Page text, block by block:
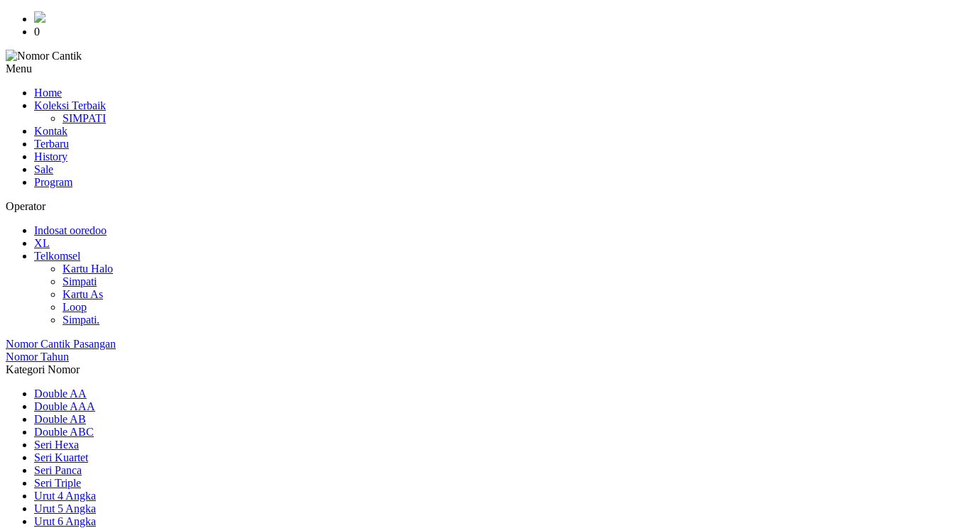
0
Menu
Home
Koleksi Terbaik
SIMPATI
Kontak
Terbaru
History
Sale
Program
Operator
Indosat ooredoo
XL
Telkomsel
Kartu Halo
Simpati
Kartu As
Loop
Simpati.
Nomor Cantik Pasangan
Nomor Tahun
Kategori Nomor
Double AA
Double AAA
Double AB
Double ABC
Seri Hexa
Seri Kuartet
Seri Panca
Seri Triple
Urut 4 Angka
Urut 5 Angka
Urut 6 Angka